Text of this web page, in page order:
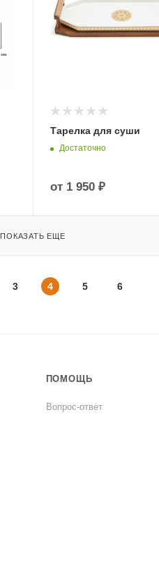
Тарелка для суши
Достаточно
от 1 950 ₽
ПОКАЗАТЬ ЕЩЕ
3 4 5 6
ПОМОЩЬ
Вопрос-ответ